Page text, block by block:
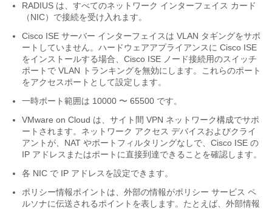
RADIUS は、すべてのネットワーク インターフェイス カード
（NIC）で接続を受け入れます。
Cisco ISE サーバー インターフェイスは VLAN タギングをサポ
ートしていません。ハードウェアアプライアンスに Cisco ISE
をインストールする場合、Cisco ISE ノード接続用のスイッチ
ポートで VLAN トランキングを無効にします。これらのポート
をアクセスポートとして設定します。
一時ポート範囲は 10000 〜 65500 です。
VMware on Cloud は、サイト間 VPN ネットワーク構成でサポ
ートされます。ネットワーク アクセス デバイスおよびクライ
アントが、NAT やポートフィルタリングなしで、Cisco ISE の
IP アドレスまたはポートに直接到達できることを確認します。
各 NIC で IP アドレスを設定できます。
ポリシー情報ポイントは、外部の情報がポリシー サービス ペ
ルソナに伝送されるポイントを表します。たとえば、外部情報